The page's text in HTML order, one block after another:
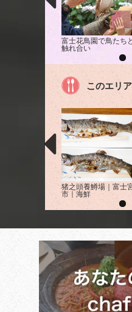
富士花鳥園で鳥たちと
触れ合い
このエリ
猪之頭養鱒場｜富士
市｜海鮮